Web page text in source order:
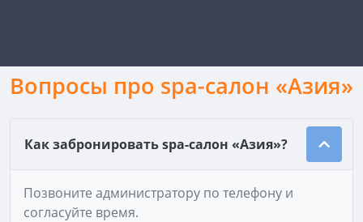
Вопросы про spa-салон «Азия»
Как забронировать spa-салон «Азия»?
Позвоните администратору по телефону и
согласуйте время.